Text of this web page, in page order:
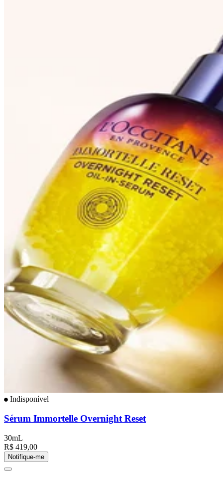
Indisponível
Sérum Immortelle Overnight Reset
30mL
R$ 419,00
Notifique-me